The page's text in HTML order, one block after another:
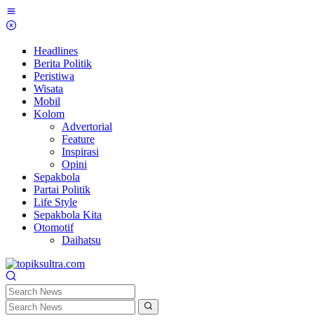
Skip
to
Headlines
Berita Politik
Peristiwa
Wisata
Mobil
Kolom
Advertorial
Feature
Inspirasi
Opini
Sepakbola
Partai Politik
Life Style
Sepakbola Kita
Otomotif
Daihatsu